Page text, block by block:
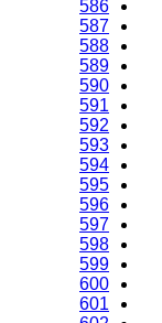
586
587
588
589
590
591
592
593
594
595
596
597
598
599
600
601